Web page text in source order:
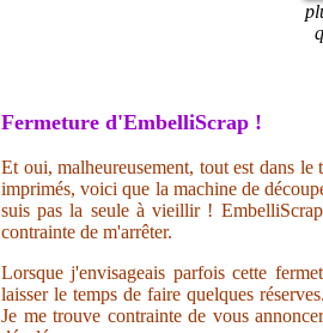
Fermeture d'EmbelliScrap !
Et oui, malheureusement, tout est dans
imprimés, voici que la machine de
suis pas la seule à vieillir !
contrainte de m'arrêter.
Lorsque j'envisageais parfois cette
laisser le temps de faire quelques
Je me trouve contrainte de vous